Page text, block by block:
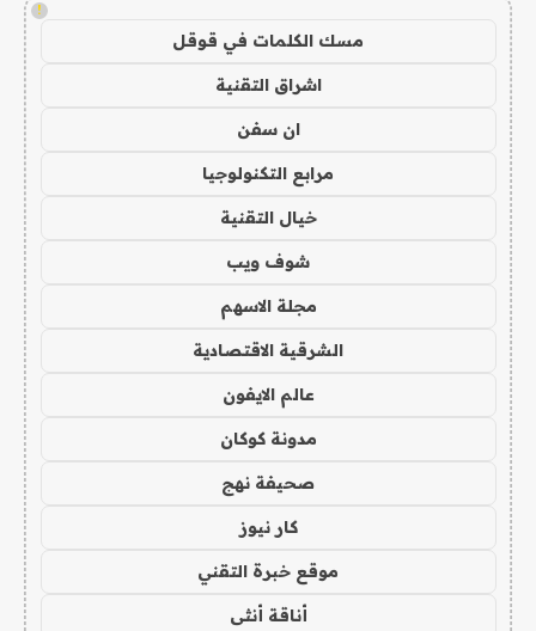
!
مسك الكلمات في قوقل
اشراق التقنية
ان سفن
مرابع التكنولوجيا
خيال التقنية
شوف ويب
مجلة الاسهم
الشرقية الاقتصادية
عالم الايفون
مدونة كوكان
صحيفة نهج
كار نيوز
موقع خبرة التقني
أناقة أنثى